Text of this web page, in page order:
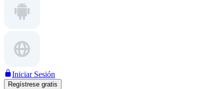
Iniciar Sesión
Regístrese gratis